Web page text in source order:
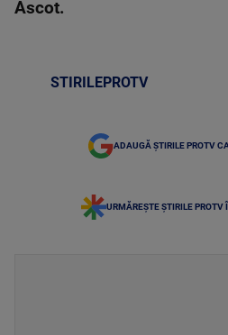
Ascot.
STIRILEPROTV
ADAUGĂ ȘTIRILE PROTV
URMĂREȘTE ȘTIRILE PROTV